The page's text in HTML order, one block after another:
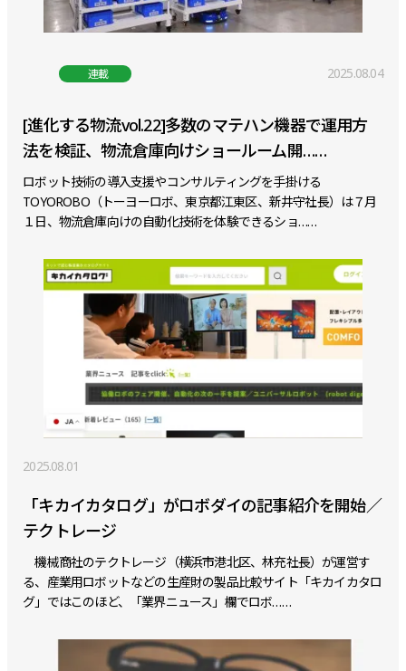
連載 2025.08.04
[進化する物流vol.22]多数のマテハン機器で運用方
法を検証、物流倉庫向けショールーム開……
ロボット技術の導入支援やコンサルティングを手掛ける
TOYOROBO（トーヨーロボ、東京都江東区、新井守社長）は７月
１日、物流倉庫向けの自動化技術を体験できるショ……
2025.08.01
「キカイカタログ」がロボダイの記事紹介を開始／
テクトレージ
機械商社のテクトレージ（横浜市港北区、林充社長）が運営す
る、産業用ロボットなどの生産財の製品比較サイト「キカイカタロ
グ」ではこのほど、「業界ニュース」欄でロボ……